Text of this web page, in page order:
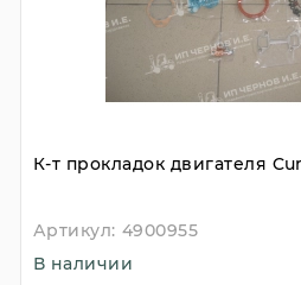
К-т прокладок двигателя
Артикул: 4900955
В наличии